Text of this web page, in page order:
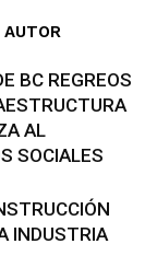
BC REGREOS
AL
SOCIALES
INDUSTRIA